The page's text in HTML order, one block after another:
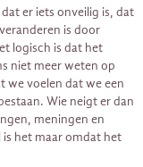
er iets onveilig is, dat
is door
logisch is dat het
niet meer weten op
we voelen dat we een
Wie neigt er dan
meningen en
het maar omdat het